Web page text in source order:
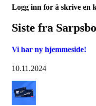
Logg inn for å skrive en
Siste fra
Vi har ny hjemmeside!
10.11.2024